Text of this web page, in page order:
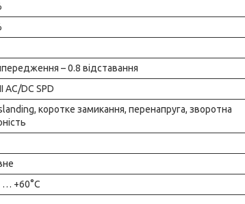
– 0.8 відставання
AC/DC SPD
коротке замикання, перенапруга, зворотна
… +60°C